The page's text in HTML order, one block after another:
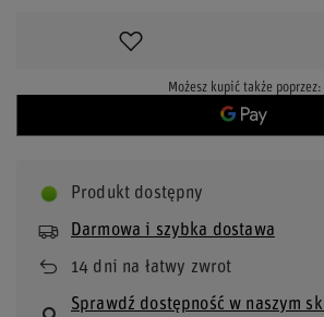
Możesz kupić także poprzez:
Produkt dostępny
Darmowa i szybka dostawa
14 dni na łatwy zwrot
Sprawdź dostępność w naszym